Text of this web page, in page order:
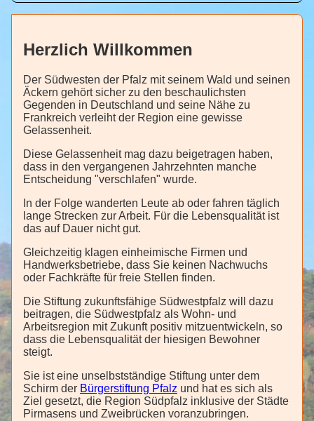
Herzlich Willkommen
Der Südwesten der Pfalz mit seinem Wald und seinen
Äckern gehört sicher zu den beschaulichsten
Gegenden in Deutschland und seine Nähe zu
Frankreich verleiht der Region eine gewisse
Gelassenheit.
Diese Gelassenheit mag dazu beigetragen haben,
dass in den vergangenen Jahrzehnten manche
Entscheidung "verschlafen" wurde.
In der Folge wanderten Leute ab oder fahren täglich
lange Strecken zur Arbeit. Für die Lebensqualität ist
das auf Dauer nicht gut.
Gleichzeitig klagen einheimische Firmen und
Handwerksbetriebe, dass Sie keinen Nachwuchs
oder Fachkräfte für freie Stellen finden.
Die Stiftung zukunftsfähige Südwestpfalz will dazu
beitragen, die Südwestpfalz als Wohn- und
Arbeitsregion mit Zukunft positiv mitzuentwickeln, so
dass die Lebensqualität der hiesigen Bewohner
steigt.
Sie ist eine unselbstständige Stiftung unter dem
Schirm der Bürgerstiftung Pfalz und hat es sich als
Ziel gesetzt, die Region Südpfalz inklusive der Städte
Pirmasens und Zweibrücken voranzubringen.